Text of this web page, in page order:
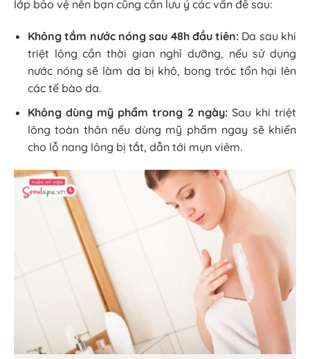
lớp bảo vệ nên bạn cũng cần lưu ý các vấn đề sau:
Không tắm nước nóng sau 48h đầu tiên: Da sau khi
triệt lông cần thời gian nghỉ dưỡng, nếu sử dụng
nước nóng sẽ làm da bị khô, bong tróc tổn hại lên
các tế bào da.
Không dùng mỹ phẩm trong 2 ngày:Sau khi triệt
lông toàn thân nếu dùng mỹ phẩm ngay sẽ khiến
cho lỗ nang lông bị tắt, dẫn tới mụn viêm.